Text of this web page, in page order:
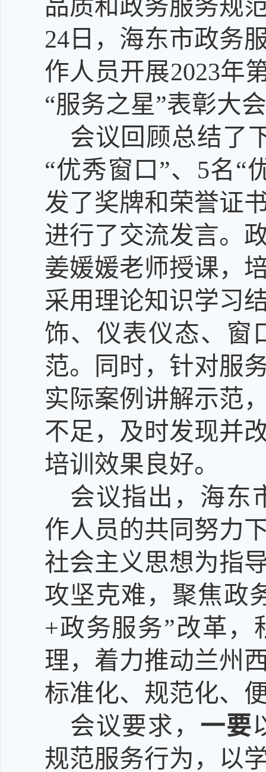
品质和政务服务规
24 日，海东市政务
作人员开展2023年
“服务之星”表彰大
会议回顾总结了
“优秀窗口”、5名“
发了奖牌和荣誉证
进行了交流发言。
姜媛媛老师授课，
采用理论知识学习
饰、仪表仪态、窗
范。同时，针对服
实际案例讲解示范
不足，及时发现并
培训效果良好。
会议指出 ，海东
作人员的共同努力
社会主义思想为指
攻坚克难，聚焦政
+政务服务”改革，
理 ，着力推动兰州
标准化、规范化、
会议要求， 一要
规范服务行为， 以